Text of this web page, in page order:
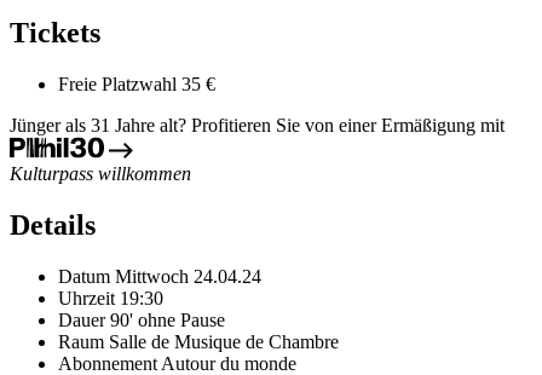
Tickets
Freie Platzwahl 35 €
Jünger als 31 Jahre alt? Profitieren Sie von einer Ermäßigung mit
Kulturpass willkommen
Details
Datum Mittwoch 24.04.24
Uhrzeit 19:30
Dauer 90' ohne Pause
Raum Salle de Musique de Chambre
Abonnement Autour du monde